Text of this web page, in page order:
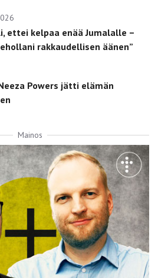
ettei kelpaa enää Jumalalle –
rakkaudellisen äänen”
Powers jätti elämän
Mainos